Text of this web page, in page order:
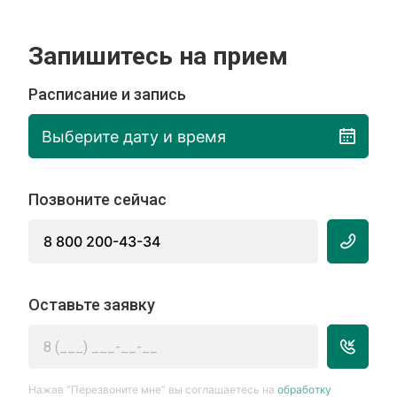
Запишитесь на прием
Расписание и запись
Выберите дату и время
Позвоните сейчас
8 800 200-43-34
Оставьте заявку
Нажав “Перезвоните мне” вы соглашаетесь наобработку